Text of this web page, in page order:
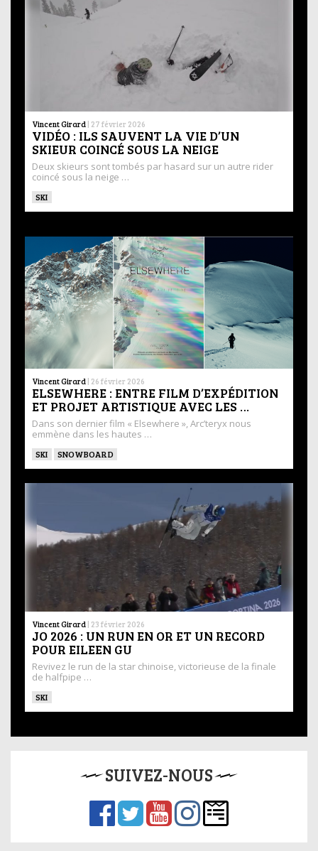
Vincent Girard | 27 février 2026
VIDÉO : ILS SAUVENT LA VIE D’UN
SKIEUR COINCÉ SOUS LA NEIGE
Deux skieurs sont tombés par hasard sur un autre rider
coincé sous la neige …
SKI
Vincent Girard | 26 février 2026
ELSEWHERE : ENTRE FILM D’EXPÉDITION
ET PROJET ARTISTIQUE AVEC LES …
Dans son dernier film « Elsewhere », Arc’teryx nous
emmène dans les hautes …
SKI SNOWBOARD
Vincent Girard | 23 février 2026
JO 2026 : UN RUN EN OR ET UN RECORD
POUR EILEEN GU
Revivez le run de la star chinoise, victorieuse de la finale
de halfpipe …
SKI
SUIVEZ-NOUS